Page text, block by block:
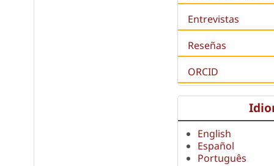
Entrevistas
Reseñas
ORCID
English
Español
Português